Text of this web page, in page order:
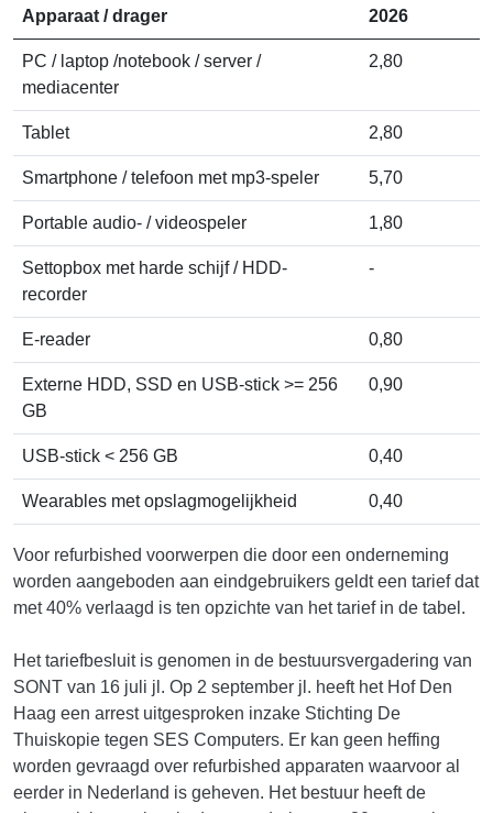
Apparaat / drager
2026
PC / laptop /notebook / server /
mediacenter
2,80
Tablet 2,80
Smartphone / telefoon met mp3-speler 5,70
Portable audio- / videospeler 1,80
Settopbox met harde schijf / HDD-
recorder
-
E-reader 0,80
Externe HDD, SSD en USB-stick >= 256
GB
0,90
USB-stick < 256 GB 0,40
Wearables met opslagmogelijkheid 0,40
Voor refurbished voorwerpen die door een onderneming
worden aangeboden aan eindgebruikers geldt een tarief dat
met 40% verlaagd is ten opzichte van het tarief in de tabel.
Het tariefbesluit is genomen in de bestuursvergadering van
SONT van 16 juli jl. Op 2 september jl. heeft het Hof Den
Haag een arrest uitgesproken inzake Stichting De
Thuiskopie tegen SES Computers. Er kan geen heffing
worden gevraagd over refurbished apparaten waarvoor al
eerder in Nederland is geheven. Het bestuur heeft de